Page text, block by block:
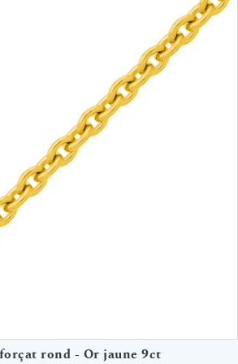
rond - Or jaune 9ct